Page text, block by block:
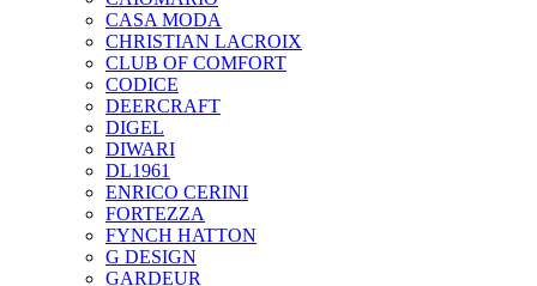
CASA MODA
CHRISTIAN LACROIX
CLUB OF COMFORT
CODICE
DEERCRAFT
DIGEL
DIWARI
DL1961
ENRICO CERINI
FORTEZZA
FYNCH HATTON
G DESIGN
GARDEUR